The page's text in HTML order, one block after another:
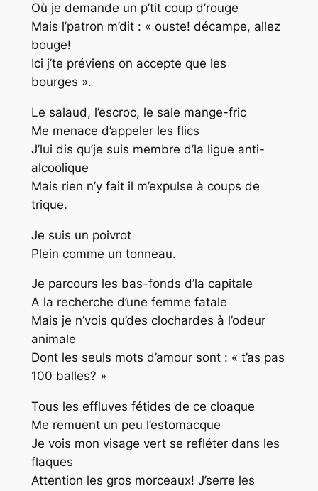
Où je demande un p’tit coup d’rouge
Mais l’patron m’dit : « ouste! décampe, allez
bouge!
Ici j’te préviens on accepte que les
bourges ».
Le salaud, l’escroc, le sale mange-fric
Me menace d’appeler les flics
J’lui dis qu’je suis membre d’la ligue anti-
alcoolique
Mais rien n’y fait il m’expulse à coups de
trique.
Je suis un poivrot
Plein comme un tonneau.
Je parcours les bas-fonds d’la capitale
A la recherche d’une femme fatale
Mais je n’vois qu’des clochardes à l’odeur
animale
Dont les seuls mots d’amour sont : « t’as pas
100 balles? »
Tous les effluves fétides de ce cloaque
Me remuent un peu l’estomacque
Je vois mon visage vert se refléter dans les
flaques
Attention les gros morceaux! J’serre les